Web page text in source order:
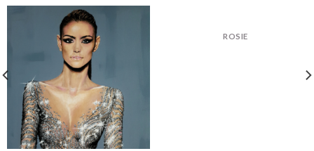
ROSIE